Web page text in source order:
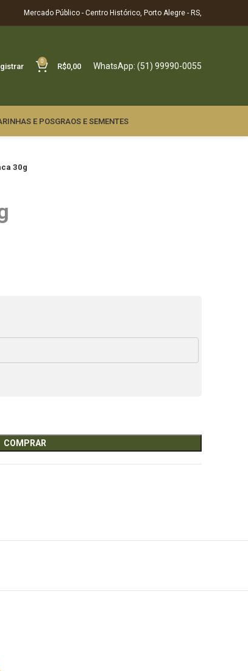
Mercado Público - Centro Histórico, Porto Alegre - RS,
0
R$0,00 WhatsApp: (51) 99990-0055
E POSGRAOS E SEMENTES
30g
COMPRAR